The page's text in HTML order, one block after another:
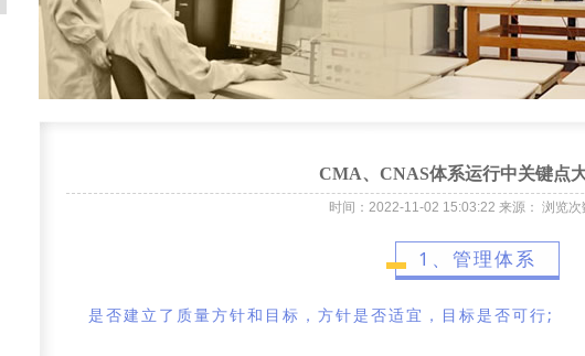
CMA、CNAS体系运行中关键点
时间：2022-11-02 15:03:22 来源： 浏览次
1、管理体系
是否建立了质量方针和目标，方针是否适宜，目标是否可行;